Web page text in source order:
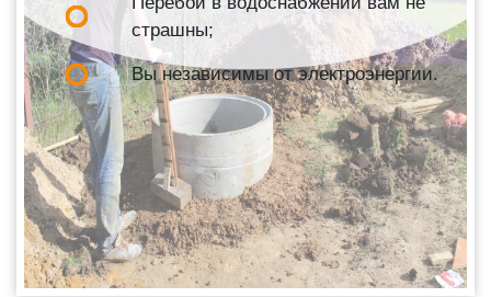
страшны;
Вы независимы от электроэнергии.